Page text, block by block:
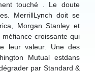
touché . Le doute
MerrillLynch doit se
Morgan Stanley et
croissante qui
leur valeur. Une des
Mutual estdans
par Standard &